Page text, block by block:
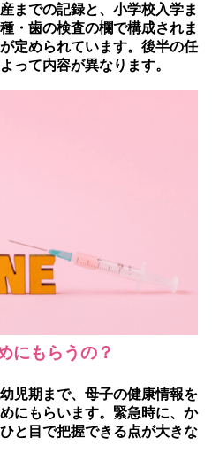
までの記録と、小学校入学ま
・歯の検査の欄で構成されま
定められています。後半の任
って内容が異なります。
にもらうの？
児期まで、母子の健康情報を
にもらいます。緊急時に、か
と目で把握できる点が大きな